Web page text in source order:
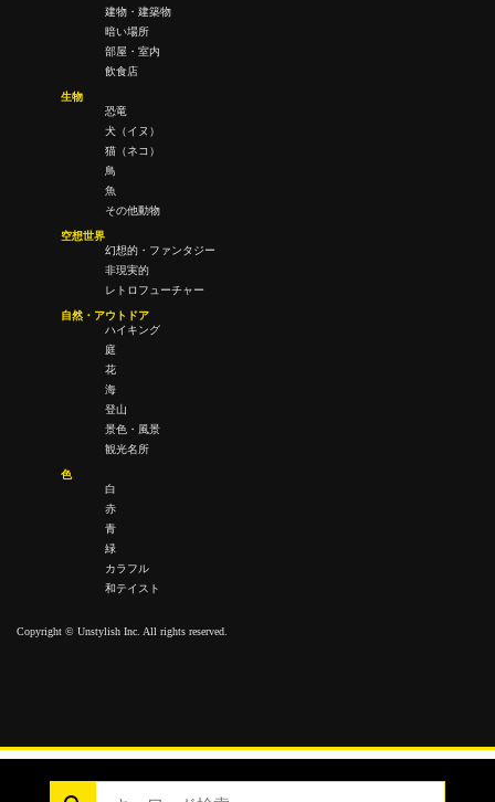
建物・建築物
暗い場所
部屋・室内
飲食店
生物
恐竜
犬（イヌ）
猫（ネコ）
鳥
魚
その他動物
空想世界
幻想的・ファンタジー
非現実的
レトロフューチャー
自然・アウトドア
ハイキング
庭
花
海
登山
景色・風景
観光名所
色
白
赤
青
緑
カラフル
和テイスト
Copyright © Unstylish Inc. All rights reserved.